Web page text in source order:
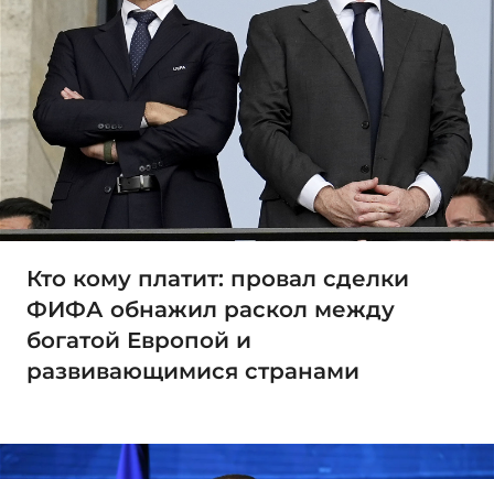
Кто кому платит: провал сделки
ФИФА обнажил раскол между
богатой Европой и
развивающимися странами